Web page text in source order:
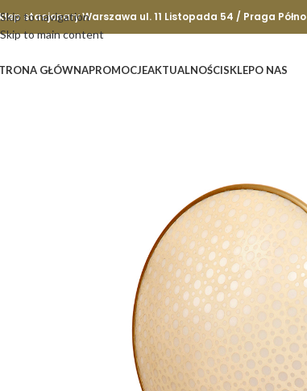
Skip to navigation
Skip to main content
stacjonary Warszawa ul. 11 Listopada 54 / Praga
GŁÓWNAPROMOCJEAKTUALNOŚCISKLEPO NAS